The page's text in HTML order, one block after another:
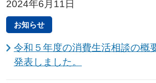
2024年6月11日
お知らせ
令和５年度の消費生活相談の概
発表しました。